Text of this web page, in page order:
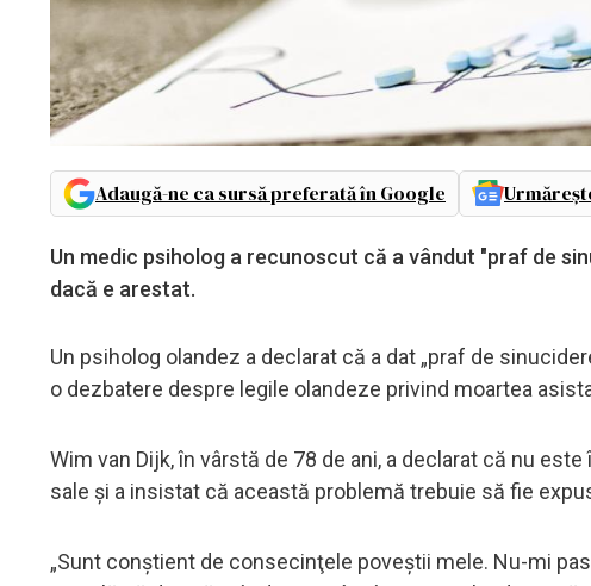
Adaugă-ne ca sursă preferată în Google
Un medic psiholog a recunoscut că a vândut "praf de
dacă e arestat.
Un psiholog olandez a declarat că a dat „praf de
o dezbatere despre legile olandeze privind moartea
Wim van Dijk, în vârstă de 78 de ani, a declarat că nu
sale şi a insistat că această problemă trebuie să fie
„Sunt conştient de consecinţele poveştii mele. Nu-mi